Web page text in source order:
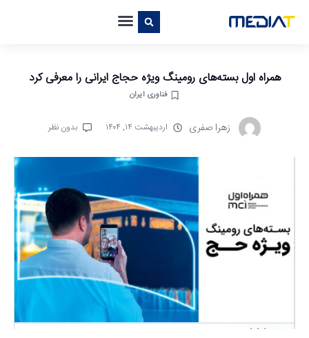
همراه اول بسته‌های رومینگ ویژه حجاج ایرانی را معرفی کرد
فناوری ایران
زهرا صفری اردیبهشت ۱۴, ۱۴۰۴ بدون نظر